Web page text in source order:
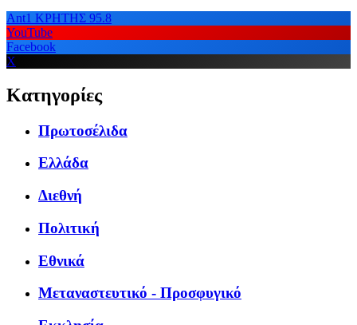
Ant1 ΚΡΗΤΗΣ 95.8
YouTube
Facebook
X
Κατηγορίες
Πρωτοσέλιδα
Ελλάδα
Διεθνή
Πολιτική
Εθνικά
Μεταναστευτικό - Προσφυγικό